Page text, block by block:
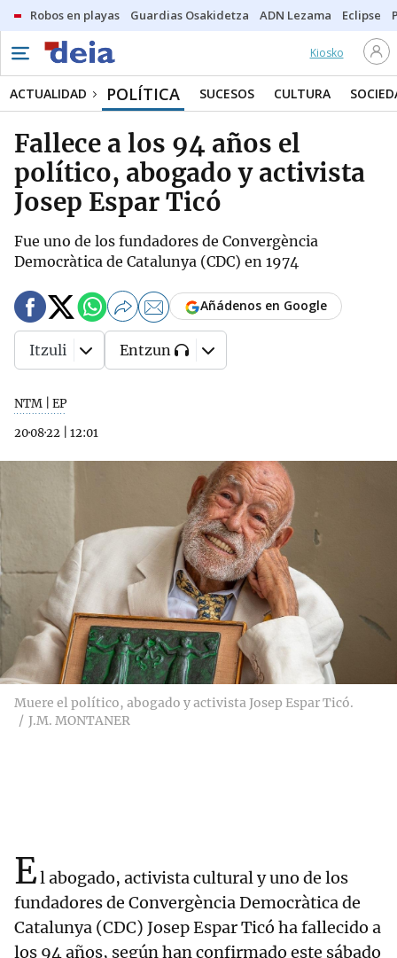
Robos en playas Guardias Osakidetza ADN Lezama Eclipse
Kiosko
ACTUALIDAD POLÍTICA SUCESOS CULTURA
Fallece a los 94 años el
político, abogado y activista
Josep Espar Ticó
Fue uno de los fundadores de Convergència
Democràtica de Catalunya (CDC) en 1974
NTM | EP
20·08·22
12:01
Añádenos en Google
Itzuli Entzun
Muere el político, abogado y activista Josep Espar Ticó.
J.M. MONTANER
El abogado, activista cultural y uno de los
fundadores de Convergència Democràtica de
Catalunya (CDC) Josep Espar Ticó ha fallecido a
los 94 años, según han confirmado este sábado